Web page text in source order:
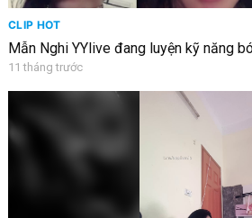
CLIP HOT
Mẫn Nghi YYlive đang luyện kỹ năng
11 tháng trước